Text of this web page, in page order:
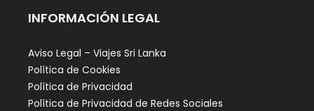
INFORMACIÓN LEGAL
Aviso Legal – Viajes Sri Lanka
Política de Cookies
Política de Privacidad
Política de Privacidad de Redes Sociales